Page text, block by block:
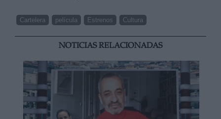
Cartelera película Estrenos Cultura
NOTICIAS RELACIONADAS